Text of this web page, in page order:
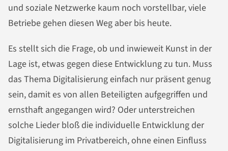
und soziale Netzwerke kaum noch vorstellbar, viele
Betriebe gehen diesen Weg aber bis heute.
Es stellt sich die Frage, ob und inwieweit Kunst in der
Lage ist, etwas gegen diese Entwicklung zu tun. Muss
das Thema Digitalisierung einfach nur präsent genug
sein, damit es von allen Beteiligten aufgegriffen und
ernsthaft angegangen wird? Oder unterstreichen
solche Lieder bloß die individuelle Entwicklung der
Digitalisierung im Privatbereich, ohne einen Einfluss